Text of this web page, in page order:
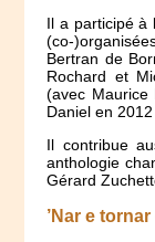
Il a participé à
(co-
Bertran de
Rochard et
(avec Maurice
Daniel en
Il contribue
anthologie
Gérard
’Nar e